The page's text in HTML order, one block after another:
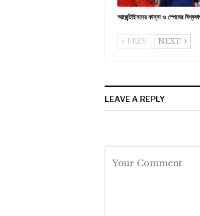
আর্জেন্টাইনদের কান্না ও স্পেনের
PREV NEXT
LEAVE A REPLY